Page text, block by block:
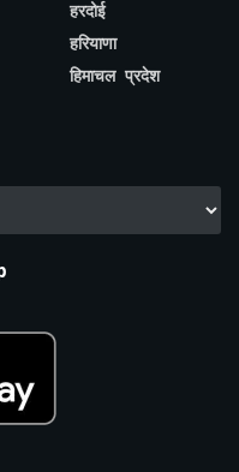
हरदोई
हरियाणा
हिमाचल प्रदेश